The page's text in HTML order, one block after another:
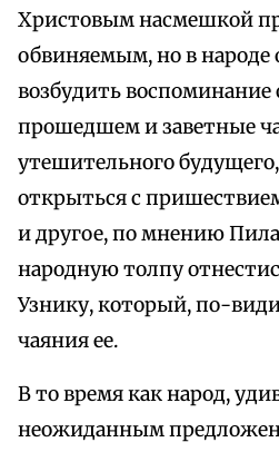
Христовым насмешкой
обвиняемым, но в
возбудить воспоминание
прошедшем и заветные
утешительного
открыться с
и другое, по мнению
народную толпу
Узнику, который, по-
чаяния ее.
В то время как народ,
неожиданным